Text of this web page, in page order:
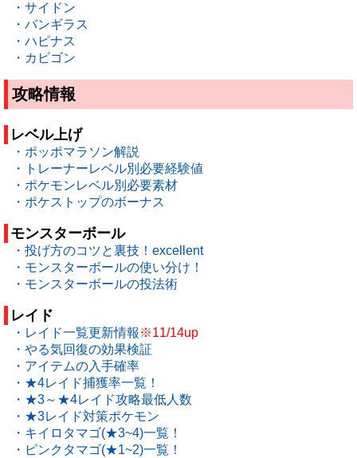
・サイドン
・バンギラス
・ハピナス
・カビゴン
攻略情報
レベル上げ
・ポッポマラソン解説
・トレーナーレベル別必要経験値
・ポケモンレベル別必要素材
・ポケストップのボーナス
モンスターボール
・投げ方のコツと裏技！excellent
・モンスターボールの使い分け！
・モンスターボールの投法術
レイド
・レイド一覧更新情報 ※11/14up
・やる気回復の効果検証
・アイテムの入手確率
・★4レイド捕獲率一覧！
・★3～★4レイド攻略最低人数
・★3レイド対策ポケモン
・キイロタマゴ(★3~4)一覧！
・ピンクタマゴ(★1~2)一覧！